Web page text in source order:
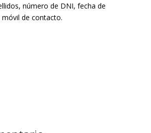
número de DNI, fecha de
de contacto.